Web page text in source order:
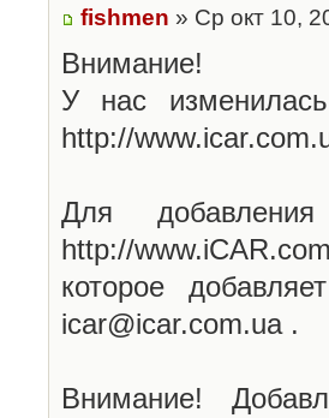
fishmen » Ср окт 10,
Внимание!
У нас
http://
Для
http://
которое
icar@icar.com.ua .
Внимание!